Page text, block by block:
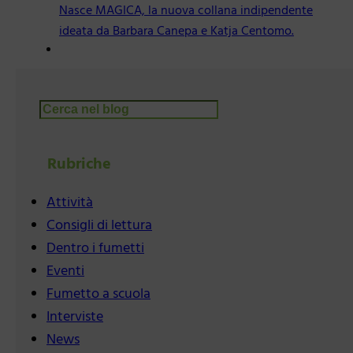
Nasce MAGICA, la nuova collana indipendente
ideata da Barbara Canepa e Katja Centomo.
Cerca
Rubriche
Attività
Consigli di lettura
Dentro i fumetti
Eventi
Fumetto a scuola
Interviste
News